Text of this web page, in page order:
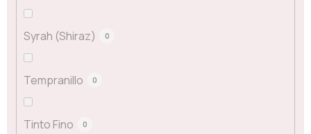
Syrah (Shiraz) 0
Tempranillo 0
Tinto Fino 0